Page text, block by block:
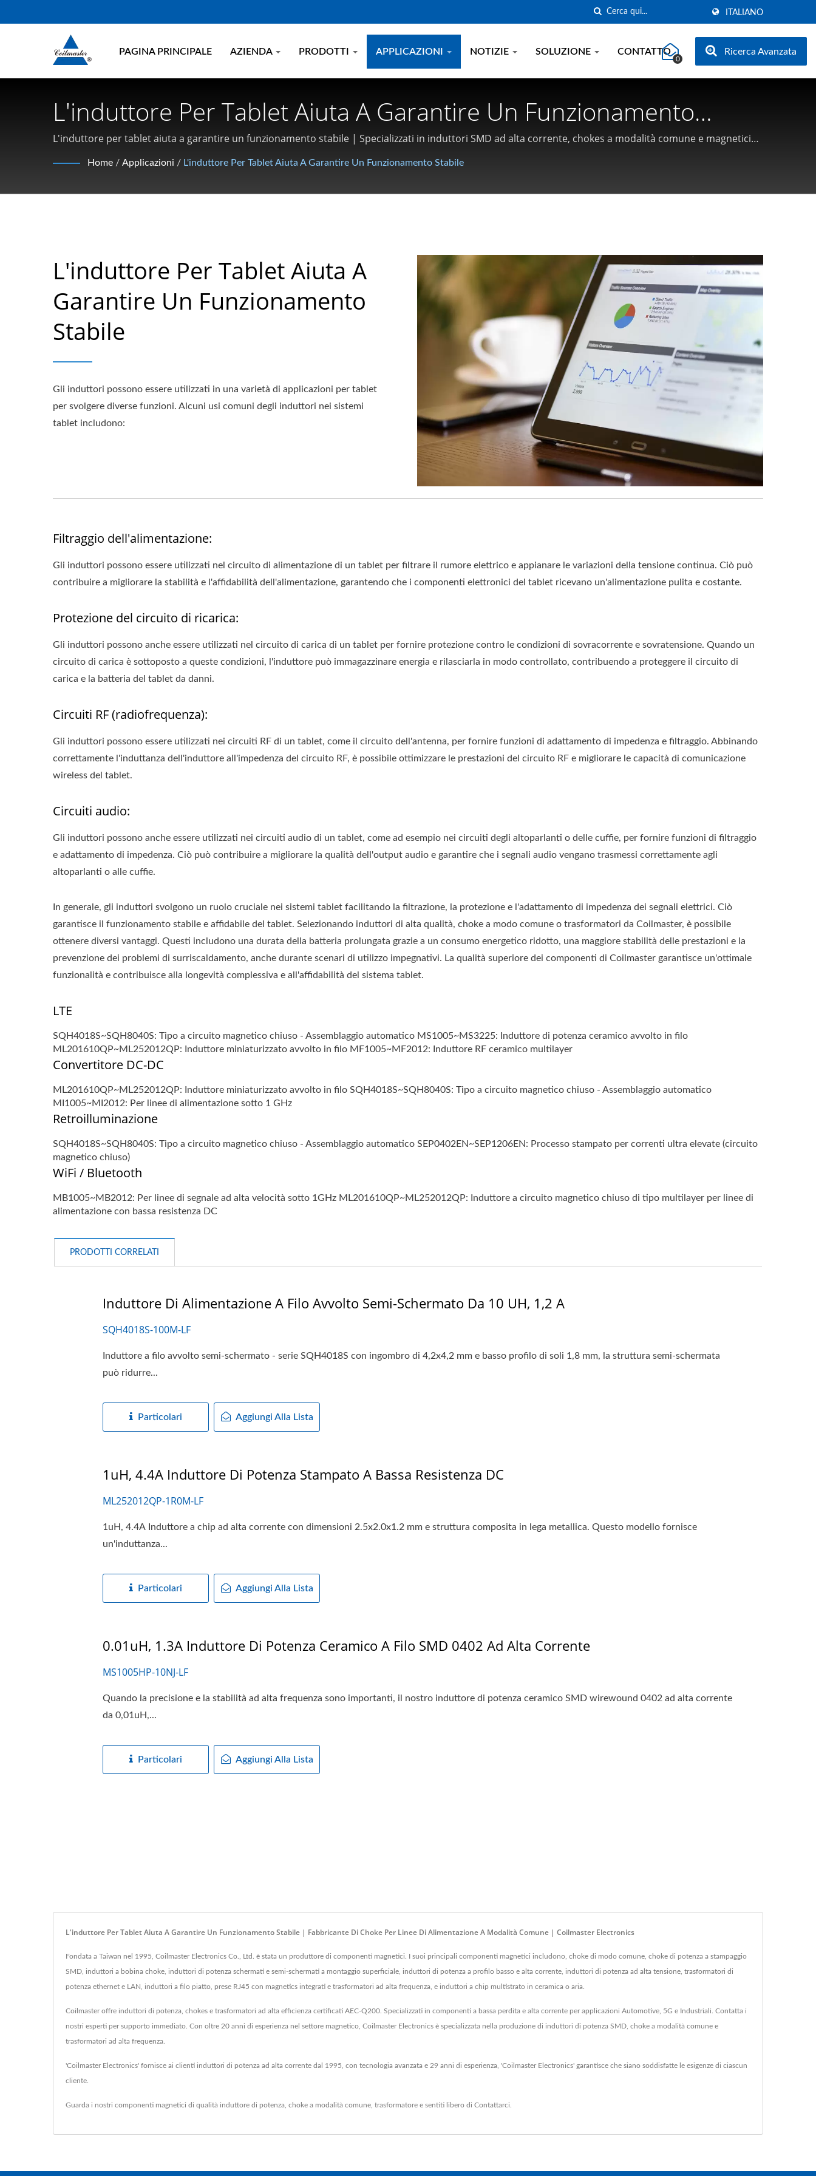
ITALIANO
PAGINA PRINCIPALE AZIENDA PRODOTTI APPLICAZIONI NOTIZIE SOLUZIONE CONTATTO
0
Ricerca Avanzata
L'induttore Per Tablet Aiuta A Garantire Un Funzionamento
Stabile | Fabbricante Di Choke Per Linee Di Alimentazione A
Modalità Comune | Coilmaster Electronics
L'induttore per tablet aiuta a garantire un funzionamento stabile | Specializzati in induttori SMD ad alta corrente, chokes a modalità comune e magnetici
Home / Applicazioni / L'induttore Per Tablet Aiuta A Garantire Un Funzionamento Stabile
L'induttore Per Tablet Aiuta A
Garantire Un Funzionamento
Stabile
Gli induttori possono essere utilizzati in una varietà di applicazioni per tablet
per svolgere diverse funzioni. Alcuni usi comuni degli induttori nei sistemi
tablet includono:
Filtraggio dell'alimentazione:
Gli induttori possono essere utilizzati nel circuito di alimentazione di un tablet per filtrare il rumore elettrico e appianare le variazioni della tensione continua. Ciò può
contribuire a migliorare la stabilità e l'affidabilità dell'alimentazione, garantendo che i componenti elettronici del tablet ricevano un'alimentazione pulita e costante.
Protezione del circuito di ricarica:
Gli induttori possono anche essere utilizzati nel circuito di carica di un tablet per fornire protezione contro le condizioni di sovracorrente e sovratensione. Quando un
circuito di carica è sottoposto a queste condizioni, l'induttore può immagazzinare energia e rilasciarla in modo controllato, contribuendo a proteggere il circuito di
carica e la batteria del tablet da danni.
Circuiti RF (radiofrequenza):
Gli induttori possono essere utilizzati nei circuiti RF di un tablet, come il circuito dell'antenna, per fornire funzioni di adattamento di impedenza e filtraggio. Abbinando
correttamente l'induttanza dell'induttore all'impedenza del circuito RF, è possibile ottimizzare le prestazioni del circuito RF e migliorare le capacità di comunicazione
wireless del tablet.
Circuiti audio:
Gli induttori possono anche essere utilizzati nei circuiti audio di un tablet, come ad esempio nei circuiti degli altoparlanti o delle cuffie, per fornire funzioni di filtraggio
e adattamento di impedenza. Ciò può contribuire a migliorare la qualità dell'output audio e garantire che i segnali audio vengano trasmessi correttamente agli
altoparlanti o alle cuffie.
In generale, gli induttori svolgono un ruolo cruciale nei sistemi tablet facilitando la filtrazione, la protezione e l'adattamento di impedenza dei segnali elettrici. Ciò
garantisce il funzionamento stabile e affidabile del tablet. Selezionando induttori di alta qualità, choke a modo comune o trasformatori da Coilmaster, è possibile
ottenere diversi vantaggi. Questi includono una durata della batteria prolungata grazie a un consumo energetico ridotto, una maggiore stabilità delle prestazioni e la
prevenzione dei problemi di surriscaldamento, anche durante scenari di utilizzo impegnativi. La qualità superiore dei componenti di Coilmaster garantisce un'ottimale
funzionalità e contribuisce alla longevità complessiva e all'affidabilità del sistema tablet.
LTE
SQH4018S~SQH8040S: Tipo a circuito magnetico chiuso - Assemblaggio automatico MS1005~MS3225: Induttore di potenza ceramico avvolto in filo
ML201610QP~ML252012QP: Induttore miniaturizzato avvolto in filo MF1005~MF2012: Induttore RF ceramico multilayer
Convertitore DC-DC
ML201610QP~ML252012QP: Induttore miniaturizzato avvolto in filo SQH4018S~SQH8040S: Tipo a circuito magnetico chiuso - Assemblaggio automatico
MI1005~MI2012: Per linee di alimentazione sotto 1 GHz
Retroilluminazione
SQH4018S~SQH8040S: Tipo a circuito magnetico chiuso - Assemblaggio automatico SEP0402EN~SEP1206EN: Processo stampato per correnti ultra elevate (circuito
magnetico chiuso)
WiFi / Bluetooth
MB1005~MB2012: Per linee di segnale ad alta velocità sotto 1GHz ML201610QP~ML252012QP: Induttore a circuito magnetico chiuso di tipo multilayer per linee di
alimentazione con bassa resistenza DC
PRODOTTI CORRELATI
Induttore Di Alimentazione A Filo Avvolto Semi-Schermato Da 10 UH, 1,2 A
SQH4018S-100M-LF
Induttore a filo avvolto semi-schermato - serie SQH4018S con ingombro di 4,2x4,2 mm e basso profilo di soli 1,8 mm, la struttura semi-schermata
può ridurre...
Particolari Aggiungi Alla Lista
1uH, 4.4A Induttore Di Potenza Stampato A Bassa Resistenza DC
ML252012QP-1R0M-LF
1uH, 4.4A Induttore a chip ad alta corrente con dimensioni 2.5x2.0x1.2 mm e struttura composita in lega metallica. Questo modello fornisce
un'induttanza...
Particolari Aggiungi Alla Lista
0.01uH, 1.3A Induttore Di Potenza Ceramico A Filo SMD 0402 Ad Alta Corrente
MS1005HP-10NJ-LF
Quando la precisione e la stabilità ad alta frequenza sono importanti, il nostro induttore di potenza ceramico SMD wirewound 0402 ad alta corrente
da 0,01uH,...
Particolari Aggiungi Alla Lista
L'induttore Per Tablet Aiuta A Garantire Un Funzionamento Stabile | Fabbricante Di Choke Per Linee Di Alimentazione A Modalità Comune | Coilmaster Electronics
Fondata a Taiwan nel 1995, Coilmaster Electronics Co., Ltd. è stata un produttore di componenti magnetici. I suoi principali componenti magnetici includono, choke di modo comune, choke di potenza a stampaggio
SMD, induttori a bobina choke, induttori di potenza schermati e semi-schermati a montaggio superficiale, induttori di potenza a profilo basso e alta corrente, induttori di potenza ad alta tensione, trasformatori di
potenza ethernet e LAN, induttori a filo piatto, prese RJ45 con magnetics integrati e trasformatori ad alta frequenza, e induttori a chip multistrato in ceramica o aria.
Coilmaster offre induttori di potenza, chokes e trasformatori ad alta efficienza certificati AEC-Q200. Specializzati in componenti a bassa perdita e alta corrente per applicazioni Automotive, 5G e Industriali. Contatta i
nostri esperti per supporto immediato. Con oltre 20 anni di esperienza nel settore magnetico, Coilmaster Electronics è specializzata nella produzione di induttori di potenza SMD, choke a modalità comune e
trasformatori ad alta frequenza.
'Coilmaster Electronics' fornisce ai clienti induttori di potenza ad alta corrente dal 1995, con tecnologia avanzata e 29 anni di esperienza, 'Coilmaster Electronics' garantisce che siano soddisfatte le esigenze di ciascun
cliente.
Guarda i nostri componenti magnetici di qualità induttore di potenza choke a modalità comune trasformatore e sentiti libero di Contattarci